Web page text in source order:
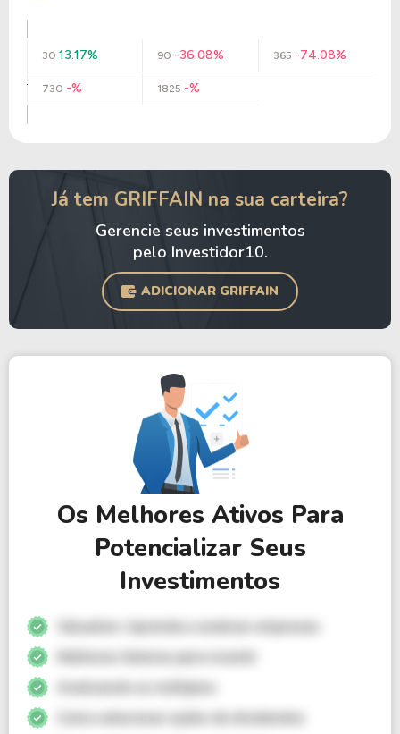
30 13.17% 90 -36.08% 365 -74.08%
730 -% 1825 -%
Já tem GRIFFAIN na sua carteira?
Gerencie seus investimentos
pelo Investidor10.
ADICIONAR GRIFFAIN
Os Melhores Ativos Para
Potencializar Seus
Investimentos
Valuation: Aprenda a analisar empresas
Melhores Setores para investir
Analisando os múltiplos